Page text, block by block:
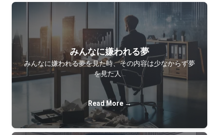
みんなに嫌われる夢
みんなに嫌われる夢を見た時、その内容は少なからず夢
を見た人…
Read More →